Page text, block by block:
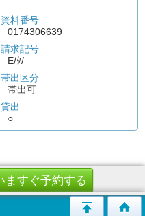
資料番号
0174306639
請求記号
E/ﾀ/
帯出区分
帯出可
貸出
○